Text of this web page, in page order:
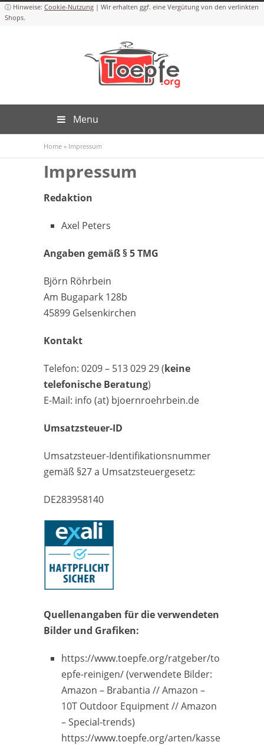
Cookie-Nutzung
Menu
Home » Impressum
Impressum
Redaktion
Axel Peters
Angaben gemäß § 5 TMG
Björn Röhrbein
Am Bugapark 128b
45899 Gelsenkirchen
Kontakt
Telefon: 0209 – 513 029 29 (keine
telefonische Beratung)
E-Mail: info (at) bjoernroehrbein.de
Umsatzsteuer-ID
Umsatzsteuer-Identifikationsnummer
gemäß §27 a Umsatzsteuergesetz:
DE283958140
Quellenangaben für die verwendeten
Bilder und Grafiken:
https://www.toepfe.org/ratgeber/to
epfe-reinigen/ (verwendete Bilder:
Amazon – Brabantia // Amazon –
10T Outdoor Equipment // Amazon
– Special-trends)
https://www.toepfe.org/arten/kasse